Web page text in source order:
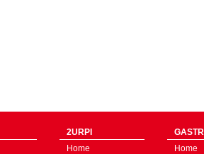
2URPI
Home
Home